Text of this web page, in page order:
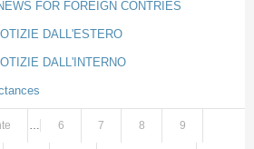
FOR FOREIGN CONTRIES
DALL'ESTERO
DALL'INTERNO
… 6 7 8 9